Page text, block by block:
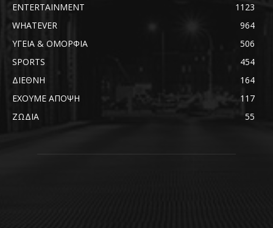
ENTERTAINMENT
1123
WHATEVER
964
ΥΓΕΙΑ & ΟΜΟΡΦΙΑ
506
SPORTS
454
ΔΙΕΘΝΗ
164
ΕΧΟΥΜΕ ΑΠΟΨΗ
117
ΖΩΔΙΑ
55